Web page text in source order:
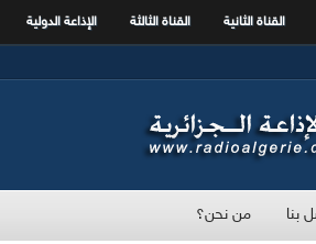
القناة الثانية القناة الثالثة الإذاعة الدولية
بنا من نحن؟